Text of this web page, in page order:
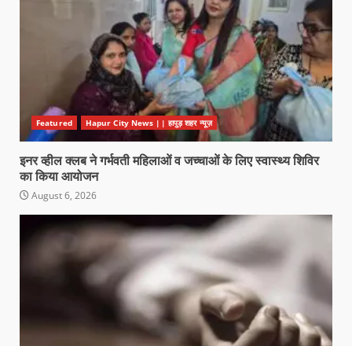
Featured Hapur City News || हापुड़ शहर न्यूज़
इनर व्हील क्लब ने गर्भवती महिलाओं व जच्चाओं के लिए स्वास्थ्य शिविर
का किया आयोजन
August 6, 2026